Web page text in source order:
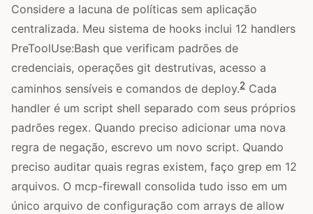
Considere a lacuna de políticas sem aplicação
centralizada. Meu sistema de hooks inclui 12 handlers
PreToolUse:Bash que verificam padrões de
credenciais, operações git destrutivas, acesso a
caminhos sensíveis e comandos de deploy.2 Cada
handler é um script shell separado com seus próprios
padrões regex. Quando preciso adicionar uma nova
regra de negação, escrevo um novo script. Quando
preciso auditar quais regras existem, faço grep em 12
arquivos. O mcp-firewall consolida tudo isso em um
único arquivo de configuração com arrays de allow